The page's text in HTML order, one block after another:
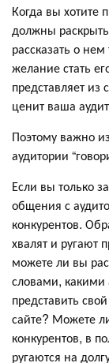
Когда вы хотите
должны
рассказать о
желание стать
представляет из
ценит ваша
Поэтому важно
аудитории
Если вы только
общения с
конкурентов.
хвалят и ругают
можете ли вы
словами,
представить
сайте? Можете
конкурентов, в
ругаются на